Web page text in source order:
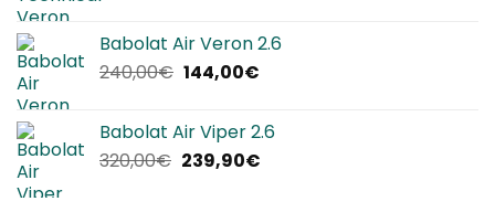
era:
220,00€.
è:
134,90€.
Babolat Air Veron 2.6
240,00€ Il
era:
240,00€.
144,00€Il
è:
144,00€.
Babolat Air Viper 2.6
320,00€ Il
239,90€Il